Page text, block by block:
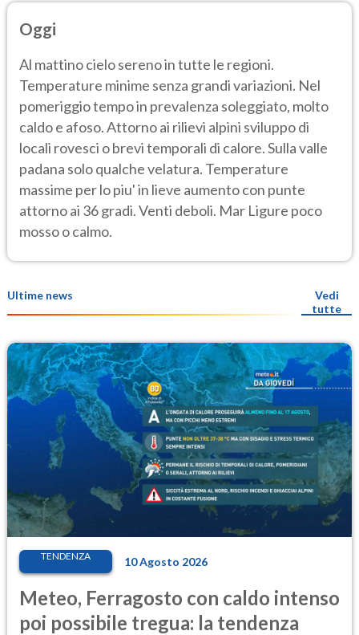
Oggi
Al mattino cielo sereno in tutte le regioni.
Temperature minime senza grandi variazioni. Nel
pomeriggio tempo in prevalenza soleggiato, molto
caldo e afoso. Attorno ai rilievi alpini sviluppo di
locali rovesci o brevi temporali di calore. Sulla valle
padana solo qualche velatura. Temperature
massime per lo piu' in lieve aumento con punte
attorno ai 36 gradi. Venti deboli. Mar Ligure poco
mosso o calmo.
Ultime news
Vedi
tutte
TENDENZA 10 Agosto 2026
Meteo, Ferragosto con caldo intenso
poi possibile tregua: la tendenza